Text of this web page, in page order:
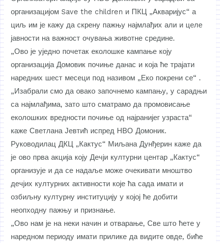
организацијом Save the children и ПКЦ „Акваријус“ а
циљ им је кажу да скрену пажњу најмлађих али и целе
јавности на важност очувања животне средине.
„Ово је уједно почетак еколошке кампање коју
организација Домовик почиње данас и која ће трајати
наредних шест месеци под називом „Еко покрени се“ .
„Изабрали смо да овако започнемо кампању, у сарадњи
са најмлађима, зато што сматрамо да промовисање
еколошких вредности почиње од најранијег узраста“
каже Светлана Јевтић испред НВО Домоник.
Руководилац ДКЦ „Кактус“ Миљана Дунђерин каже да
је ово прва акција коју Дечји културни центар „Кактус“
организује и да се надаље може очекивати мноштво
дечјих културних активности које ћа сада имати и
озбиљну културну институцију у којој ће добити
неопходну пажњу и признање.
„Ово нам је на неки начин и отварање, Све што ћете у
наредном периоду имати прилике да видите овде, биће